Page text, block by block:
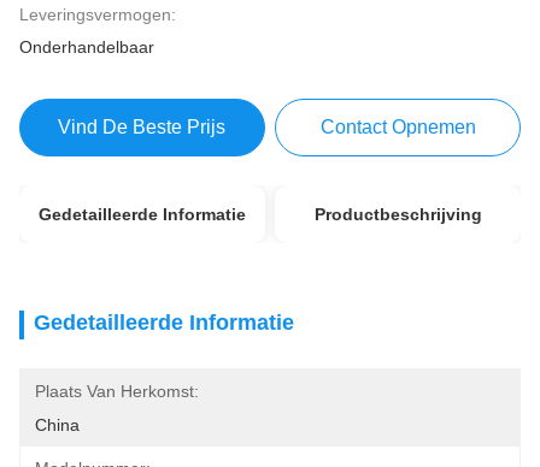
Leveringsvermogen:
Onderhandelbaar
Vind De Beste Prijs Contact Opnemen
Gedetailleerde Informatie Productbeschrijving
Gedetailleerde Informatie
Plaats Van Herkomst:
China